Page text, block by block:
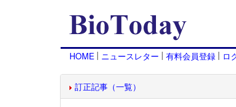
HOME | ニュースレター | 有料会員登録 | ロ
訂正記事（一覧）